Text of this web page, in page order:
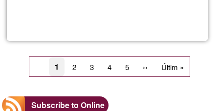
Pagination
Current
page
1 Page
2 Page
3 Page
4 Page
5
Next
page
››
Last
page
Últim »
Subscribe to Online